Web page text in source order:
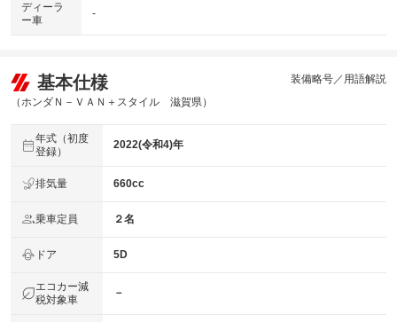
ディーラ
ー車
-
基本仕様
（ホンダＮ－ＶＡＮ＋スタイル 滋賀県）
装備略号／用語解説
年式（初度
登録）
2022(令和4)年
排気量 660cc
乗車定員 ２名
ドア 5D
エコカー減
税対象車
－